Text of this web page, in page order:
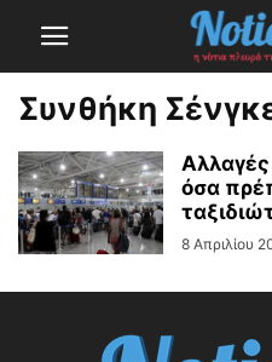
Συνθήκη
όσα
8 Απριλίου